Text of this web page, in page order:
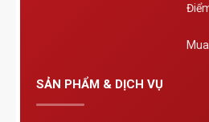
SẢN PHẨM & DỊCH VỤ